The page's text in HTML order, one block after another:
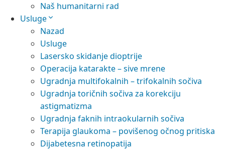
Naš humanitarni rad
Usluge
Nazad
Usluge
Lasersko skidanje dioptrije
Operacija katarakte – sive mrene
Ugradnja multifokalnih – trifokalnih sočiva
Ugradnja toričnih sočiva za korekciju
astigmatizma
Ugradnja faknih intraokularnih sočiva
Terapija glaukoma – povišenog očnog pritiska
Dijabetesna retinopatija